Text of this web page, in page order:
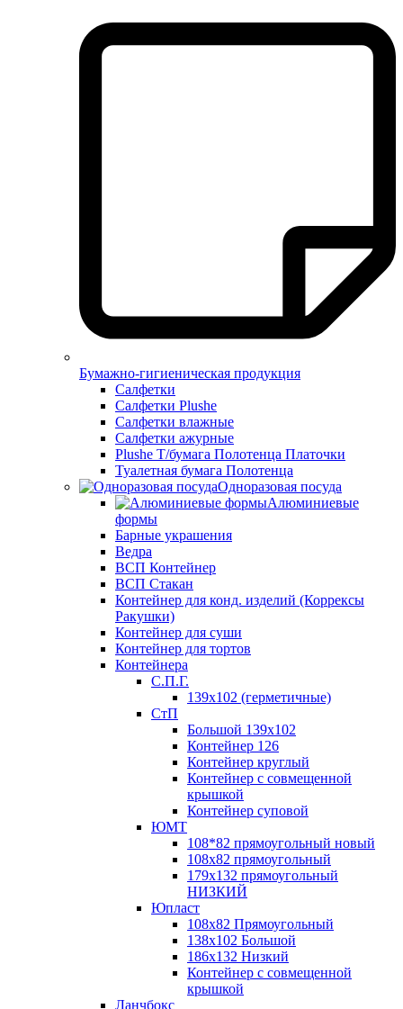
Бумажно-гигиеническая продукция
Салфетки
Салфетки Plushe
Салфетки влажные
Салфетки ажурные
Plushe Т/бумага Полотенца Платочки
Туалетная бумага Полотенца
Одноразовая посуда
Алюминиевые
формы
Барные украшения
Ведра
ВСП Контейнер
ВСП Стакан
Контейнер для конд. изделий (Коррексы
Ракушки)
Контейнер для суши
Контейнер для тортов
Контейнера
С.П.Г.
139х102 (герметичные)
СтП
Большой 139х102
Контейнер 126
Контейнер круглый
Контейнер с совмещенной
крышкой
Контейнер суповой
ЮМТ
108*82 прямоугольный новый
108х82 прямоугольный
179х132 прямоугольный
НИЗКИЙ
Юпласт
108х82 Прямоугольный
138х102 Большой
186х132 Низкий
Контейнер с совмещенной
крышкой
Ланчбокс